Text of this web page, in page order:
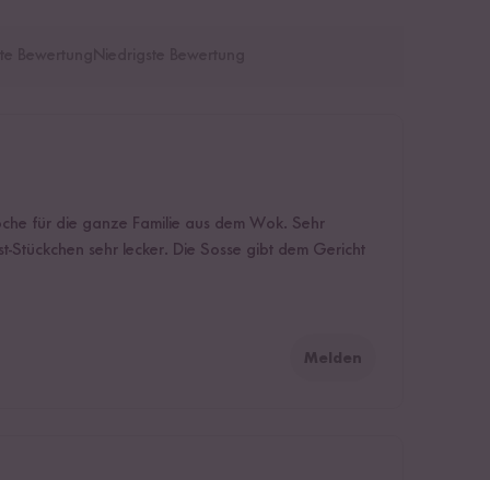
für die ganze Familie aus dem Wok. Sehr
sehr lecker. Die Sosse gibt dem Gericht
Melden